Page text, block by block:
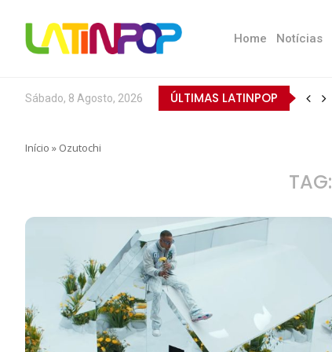
Home Notícias
Sábado, 8 Agosto, 2026 ÚLTIMAS LATINPOP
Início » Ozutochi
TAG: